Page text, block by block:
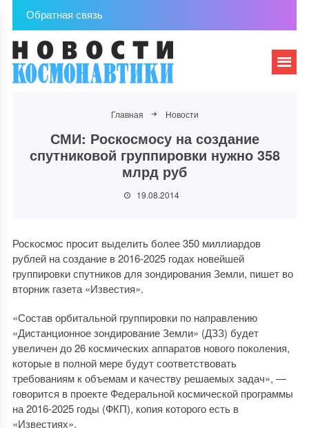
Обратная связь
Главная Новости
СМИ: Роскосмосу на создание
спутниковой группировки нужно 358
млрд руб
19.08.2014
Роскосмос просит выделить более 350 миллиардов
рублей на создание в 2016-2025 годах новейшей
группировки спутников для зондирования Земли, пишет во
вторник газета «Известия».
«Состав орбитальной группировки по направлению
«Дистанционное зондирование Земли» (ДЗЗ) будет
увеличен до 26 космических аппаратов нового поколения,
которые в полной мере будут соответствовать
требованиям к объемам и качеству решаемых задач», —
говорится в проекте Федеральной космической программы
на 2016-2025 годы (ФКП), копия которого есть в
«Известиях».